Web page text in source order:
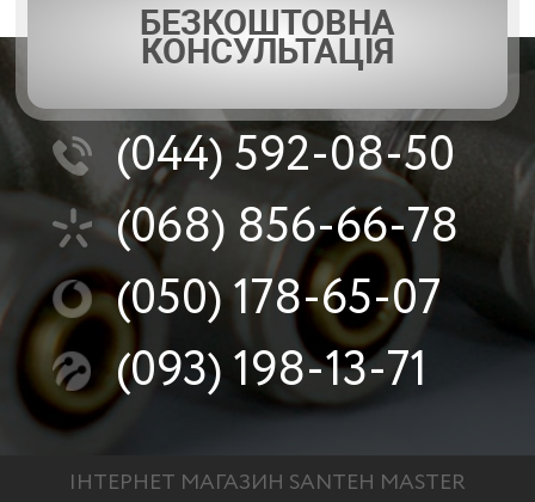
БЕЗКОШТОВНА
КОНСУЛЬТАЦІЯ
(044)592-08-50
(068) 856-66-78
(050)178-65-07
(093)198-13-71
ІНТЕРНЕТ МАГАЗИН SANTEH MASTER